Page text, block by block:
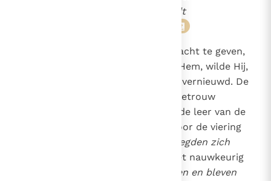
mijn Bloed, dat voor u wordt
Door aan zijn apostelen de opdracht te geven,
dit te doen tot gedachtenis aan Hem, wilde Hij,
dat dit voortdurend zou worden vernieuwd. De
oude Kerk heeft deze opdracht getrouw
uitgevoerd door te volharden in de leer van de
apostelen en samen te komen voor de viering
Zij legden zich
", gelijk de H. Lucas het nauwkeurig
Op de leer van de apostelen en bleven